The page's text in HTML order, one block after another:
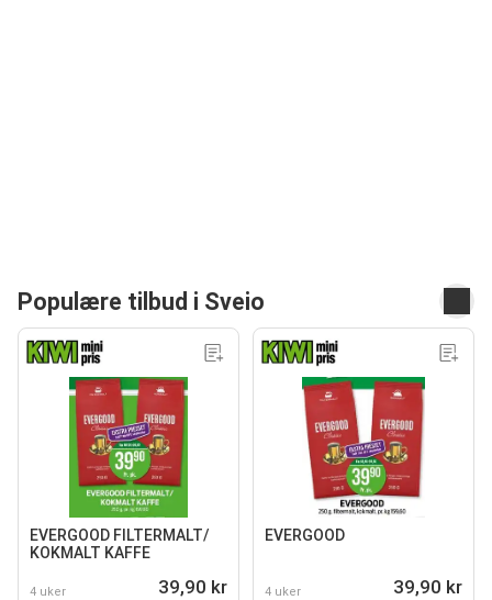
Populære tilbud i Sveio
EVERGOOD FILTERMALT/
KOKMALT KAFFE
4 uker 39,90 kr
EVERGOOD
4 uker 39,90 kr